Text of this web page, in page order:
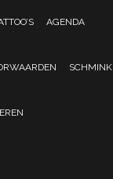
AGENDA
SCHMINK